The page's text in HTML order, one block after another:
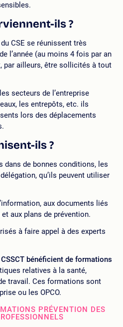
ils ?
CSE se réunissent très
l’année (au moins 4 fois par an
par ailleurs, être sollicités à tout
secteurs de l’entreprise
les entrepôts, etc. ils
lors des déplacements
ils ?
dans de bonnes conditions, les
qu’ils peuvent utiliser
aux documents liés
aux plans de prévention.
à faire appel à des experts
bénéficient de formations
relatives à la santé,
travail. Ces formations sont
ou les OPCO.
PRÉVENTION DES